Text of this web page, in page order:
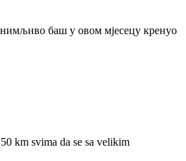
баш у овом мјесецу кренуо
km svima da se sa velikim